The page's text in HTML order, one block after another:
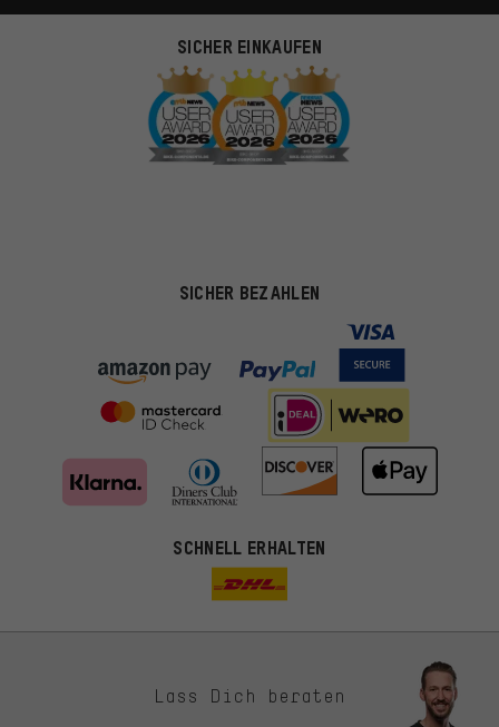
SICHER EINKAUFEN
SICHER BEZAHLEN
SCHNELL ERHALTEN
Lass Dich beraten